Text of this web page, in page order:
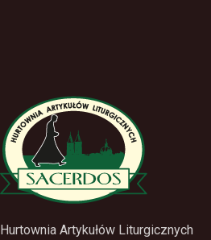
Hurtownia Artykułów Liturgicznych